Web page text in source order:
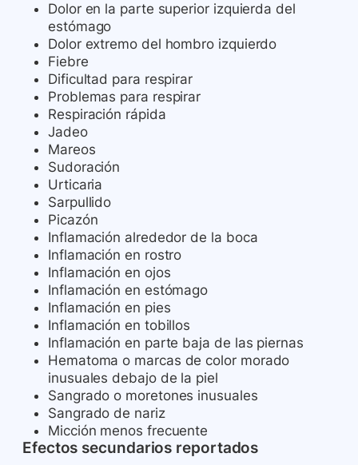
Dolor en la parte superior izquierda del
estómago
Dolor extremo del hombro izquierdo
Fiebre
Dificultad para respirar
Problemas para respirar
Respiración rápida
Jadeo
Mareos
Sudoración
Urticaria
Sarpullido
Picazón
Inflamación alrededor de la boca
Inflamación en rostro
Inflamación en ojos
Inflamación en estómago
Inflamación en pies
Inflamación en tobillos
Inflamación en parte baja de las piernas
Hematoma o marcas de color morado
inusuales debajo de la piel
Sangrado o moretones inusuales
Sangrado de nariz
Micción menos frecuente
Efectos secundarios reportados